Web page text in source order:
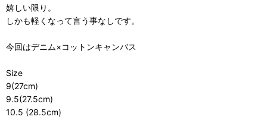
嬉しい限り。
しかも軽くなって言う事なしです。
今回はデニム×コットンキャンバス
Size
9(27cm)
9.5(27.5cm)
10.5 (28.5cm)